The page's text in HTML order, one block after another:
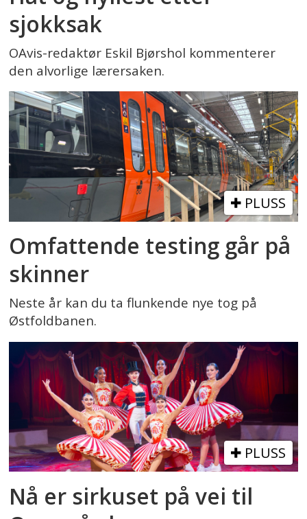
sjokksak
OAvis-redaktør Eskil Bjørshol kommenterer
den alvorlige lærersaken.
PLUSS
Omfattende testing går på
skinner
Neste år kan du ta flunkende nye tog på
Østfoldbanen.
PLUSS
Nå er sirkuset på vei til